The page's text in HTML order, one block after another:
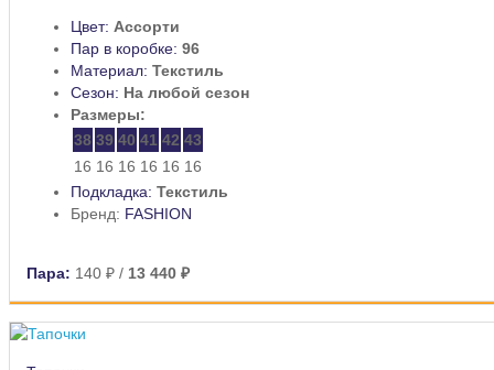
Цвет: Ассорти
Пар в коробке: 96
Материал: Текстиль
Сезон: На любой сезон
Размеры:
38 39 40 41 42 43
16 16 16 16 16 16
Подкладка: Текстиль
Бренд: FASHION
Пара: 140 ₽ / 13 440 ₽